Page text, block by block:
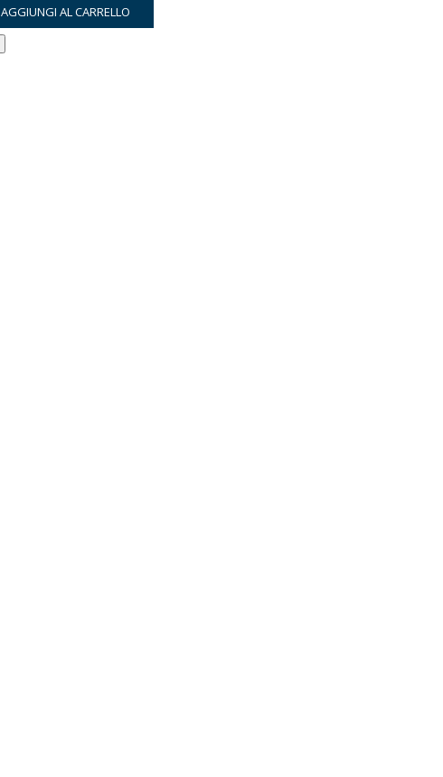
originaleattuale
AGGIUNGI AL CARRELLO